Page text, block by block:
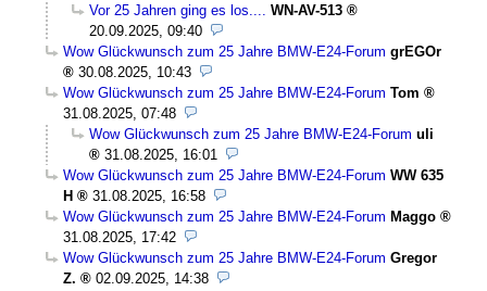
Vor 25 Jahren ging es los....
WN-AV-513
20.09.2025, 09:40
Wow Glückwunsch zum 25 Jahre BMW-E24-Forum grEGOr
30.08.2025, 10:43
Wow Glückwunsch zum 25 Jahre BMW-E24-Forum Tom
31.08.2025, 07:48
Wow Glückwunsch zum 25 Jahre BMW-E24-Forum uli
31.08.2025, 16:01
Wow Glückwunsch zum 25 Jahre BMW-E24-Forum WW 635
H
31.08.2025, 16:58
Wow Glückwunsch zum 25 Jahre BMW-E24-Forum Maggo
31.08.2025, 17:42
Wow Glückwunsch zum 25 Jahre BMW-E24-Forum Gregor
Z.
02.09.2025, 14:38